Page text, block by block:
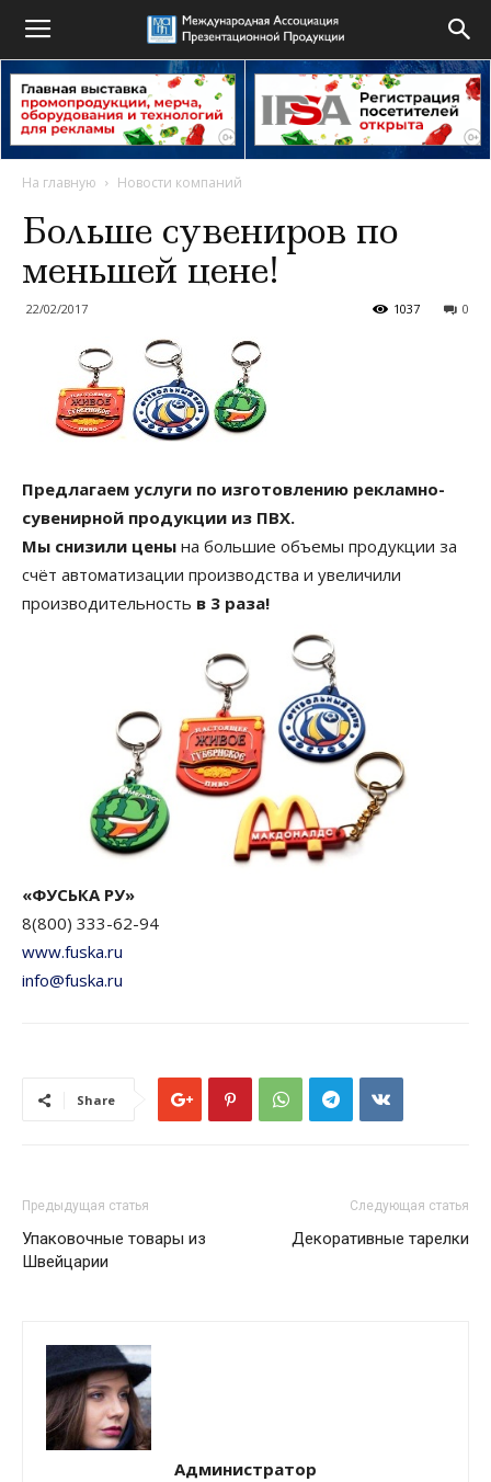
На главную Новости компаний
Больше сувениров по
меньшей цене!
22/02/2017 0
1037
Предлагаем услуги по изготовлению рекламно-
сувенирной продукции из ПВХ.
Мы снизили цены на большие объемы продукции за
счёт автоматизации производства и увеличили
производительность в 3 раза!
«ФУСЬКА РУ»
8(800) 333-62-94
www.fuska.ru
info@fuska.ru
Share
Предыдущая статья
Упаковочные товары из
Швейцарии
Следующая статья
Декоративные тарелки
Администратор